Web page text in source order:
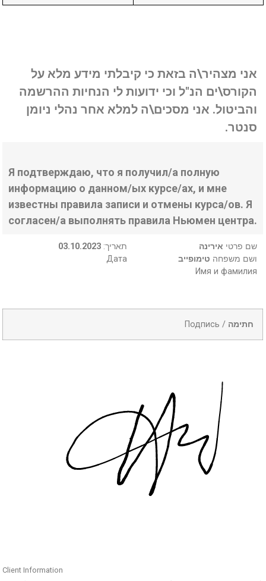
אני מצהיר\ה בזאת כי קיבלתי מידע מלא על
הקורס\ים הנ"ל וכי ידועות לי הנחיות ההרשמה
והביטול. אני מסכים\ה למלא אחר נהלי ניומן
סנטר.
Я подтверждаю, что я получил/а полную
информацию о данном/ых курсе/ах, и мне
известны правила записи и отмены курса/ов. Я
согласен/а выполнять правила Ньюмен центра.
03.10.2023 :תאריך
Дата
שם פרטי אירינה
ושם משפחה טימופייב
Имя и фамилия
Подпись / חתימה
Client Information